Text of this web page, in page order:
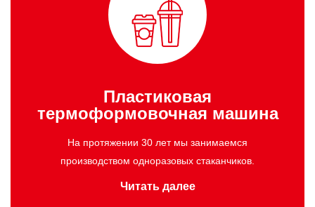
Пластиковая
термоформовочная машина
На протяжении 30 лет мы занимаемся
производством одноразовых стаканчиков.
Читать далее